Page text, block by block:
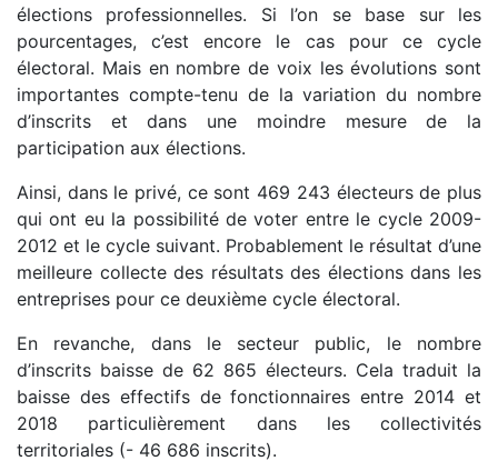
élections professionnelles. Si l’on se base sur les
pourcentages, c’est encore le cas pour ce cycle
électoral. Mais en nombre de voix les évolutions sont
importantes compte-tenu de la variation du nombre
d’inscrits et dans une moindre mesure de la
participation aux élections.
Ainsi, dans le privé, ce sont 469 243 électeurs de plus
qui ont eu la possibilité de voter entre le cycle 2009-
2012 et le cycle suivant. Probablement le résultat d’une
meilleure collecte des résultats des élections dans les
entreprises pour ce deuxième cycle électoral.
En revanche, dans le secteur public, le nombre
d’inscrits baisse de 62 865 électeurs. Cela traduit la
baisse des effectifs de fonctionnaires entre 2014 et
2018 particulièrement dans les collectivités
territoriales (- 46 686 inscrits).